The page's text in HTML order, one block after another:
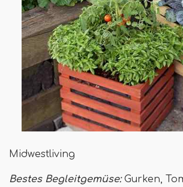
Midwestliving
Bestes Begleitgemüse:Gurken,